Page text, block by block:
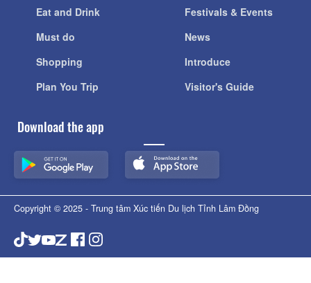
Hotel
Eat and Drink
Must do
Shopping
Tour
Festivals & Events
News
Introduce
Download the app
Copyright © 2025 - Trung tâm Xúc tiến Du lịch Tỉnh Lâm Đồng